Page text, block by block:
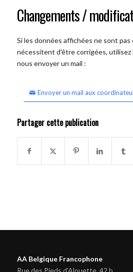
Changements /
Si les données affichées ne sont
nécessitent d'être corrigées,
nous envoyer un mail :
Envoyer un mail aux
Partager cette publication
AA Belgique Francophone
Rue des Pieds d'Alouette, 42 b